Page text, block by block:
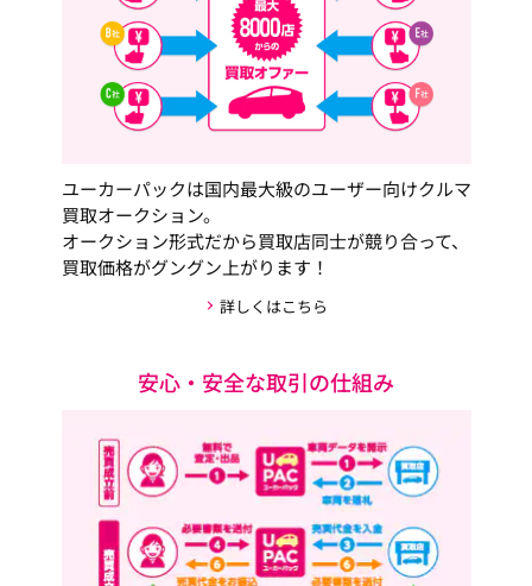
ユーカーパックは国内最大級のユーザー向けクルマ
買取オークション。
オークション形式だから買取店同士が競り合って、
買取価格がグングン上がります！
詳しくはこちら
安心・安全な取引の仕組み